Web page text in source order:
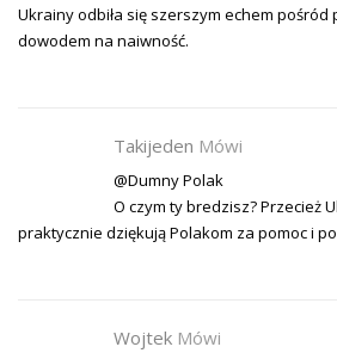
Ukrainy odbiła się szerszym echem
dowodem na naiwność.
Takijeden Mówi
@Dumny Polak
O czym ty bredzisz? Przecież
praktycznie dziękują Polakom za pomoc i
Wojtek Mówi